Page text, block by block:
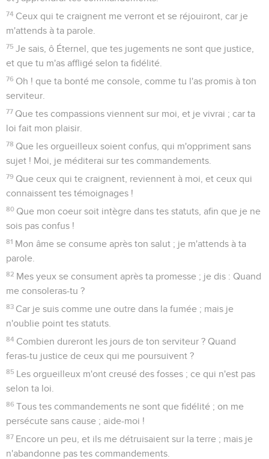
74 Ceux qui te craignent me verront et se réjouiront, car je
m'attends à ta parole.
75 Je sais, ô Éternel, que tes jugements ne sont que justice,
et que tu m'as affligé selon ta fidélité.
76 Oh ! que ta bonté me console, comme tu l'as promis à ton
serviteur.
77 Que tes compassions viennent sur moi, et je vivrai ; car ta
loi fait mon plaisir.
78 Que les orgueilleux soient confus, qui m'oppriment sans
sujet ! Moi, je méditerai sur tes commandements.
79 Que ceux qui te craignent, reviennent à moi, et ceux qui
connaissent tes témoignages !
80 Que mon coeur soit intègre dans tes statuts, afin que je ne
sois pas confus !
81 Mon âme se consume après ton salut ; je m'attends à ta
parole.
82 Mes yeux se consument après ta promesse ; je dis : Quand
me consoleras-tu ?
83 Car je suis comme une outre dans la fumée ; mais je
n'oublie point tes statuts.
84 Combien dureront les jours de ton serviteur ? Quand
feras-tu justice de ceux qui me poursuivent ?
85 Les orgueilleux m'ont creusé des fosses ; ce qui n'est pas
selon ta loi.
86 Tous tes commandements ne sont que fidélité ; on me
persécute sans cause ; aide-moi !
87 Encore un peu, et ils me détruisaient sur la terre ; mais je
n'abandonne pas tes commandements.